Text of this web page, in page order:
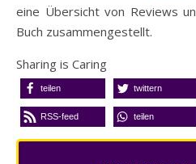
eine Übersicht von Reviews
Buch zusammengestellt.
Sharing is Caring
teilen twittern
RSS-feed teilen